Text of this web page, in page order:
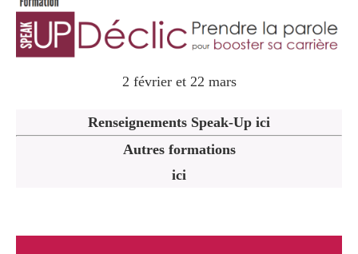
2 février et 22 mars
Renseignements Speak-Up ici
Autres formations
ici